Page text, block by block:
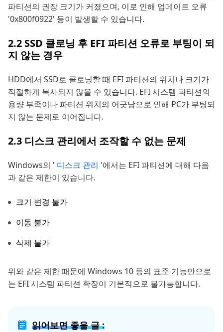
파티션의 권장 크기가 커졌으며, 이로 인해 업데이트 오류
'0x800f0922' 등이 발생할 수 있습니다.
2.2 SSD 클로닝 후 EFI 파티션 오류로 부팅이 되
지 않는 경우
HDD에서 SSD로 클로닝할 때 EFI 파티션의 위치나 크기가
적절하게 복사되지 않을 수 있습니다. EFI 시스템 파티션의
용량 부족이나 파티션 위치의 어긋남으로 인해 PC가 부팅되
지 않는 문제로 이어집니다.
2.3 디스크 관리에서 조작할 수 없는 문제
Windows의 ' 디스크 관리 '에서는 EFI 파티션에 대해 다음
과 같은 제한이 있습니다.
크기 변경 불가
이동 불가
삭제 불가
위와 같은 제한 때문에 Windows 10 등의 표준 기능만으로
는 EFI 시스템 파티션 확장이 기본적으로 불가능합니다.
읽어보면 좋을 글 :